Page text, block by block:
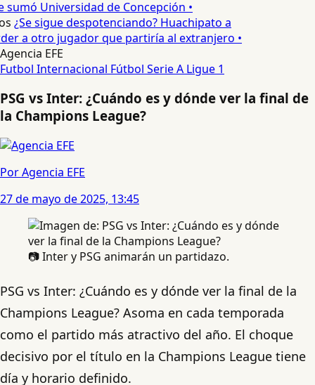
Universidad de Concepción •
¿Se sigue despotenciando? Huachipato a
a otro jugador que partiría al extranjero •
Agencia EFE
Futbol Internacional Fútbol Serie A Ligue 1
PSG vs Inter: ¿Cuándo es y dónde ver la final de
la Champions League?
Por Agencia EFE
27 de mayo de 2025, 13:45
📷 Inter y PSG animarán un partidazo.
PSG vs Inter: ¿Cuándo es y dónde ver la final de la
Champions League? Asoma en cada temporada
como el partido más atractivo del año. El choque
decisivo por el título en la Champions League tiene
día y horario definido.